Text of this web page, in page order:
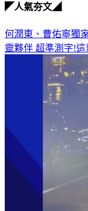
◤人氣夯文◢
何潤東、曹佑寧獨
靈夥伴 超準測字!這